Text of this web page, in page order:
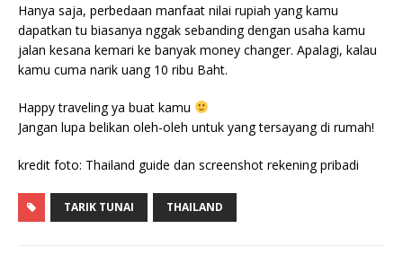
Hanya saja, perbedaan manfaat nilai rupiah yang kamu
dapatkan tu biasanya nggak sebanding dengan usaha kamu
jalan kesana kemari ke banyak money changer. Apalagi, kalau
kamu cuma narik uang 10 ribu Baht.
Happy traveling ya buat kamu
Jangan lupa belikan oleh-oleh untuk yang tersayang di rumah!
kredit foto: Thailand guide dan screenshot rekening pribadi
TARIK TUNAI THAILAND